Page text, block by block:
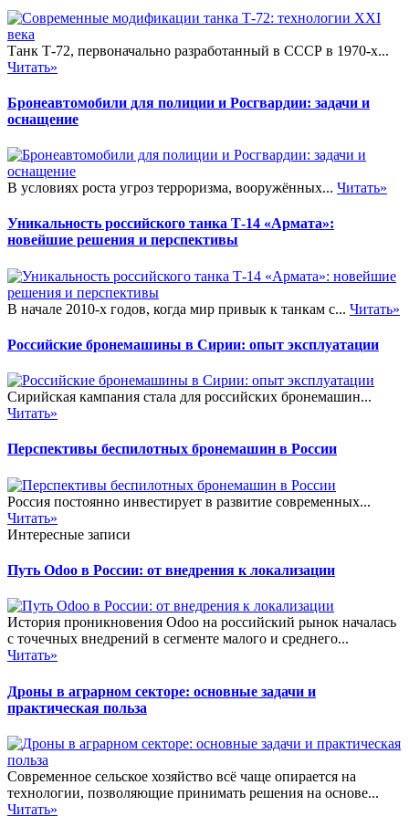
Танк Т-72, первоначально разработанный в СССР в 1970-х...
Читать»
Бронеавтомобили для полиции и Росгвардии: задачи и
оснащение
В условиях роста угроз терроризма, вооружённых... Читать»
Уникальность российского танка Т-14 «Армата»:
новейшие решения и перспективы
В начале 2010-х годов, когда мир привык к танкам с... Читать»
Российские бронемашины в Сирии: опыт эксплуатации
Сирийская кампания стала для российских бронемашин...
Читать»
Перспективы беспилотных бронемашин в России
Россия постоянно инвестирует в развитие современных...
Читать»
Интересные записи
Путь Odoo в России: от внедрения к локализации
История проникновения Odoo на российский рынок началась
с точечных внедрений в сегменте малого и среднего...
Читать»
Дроны в аграрном секторе: основные задачи и
практическая польза
Современное сельское хозяйство всё чаще опирается на
технологии, позволяющие принимать решения на основе...
Читать»